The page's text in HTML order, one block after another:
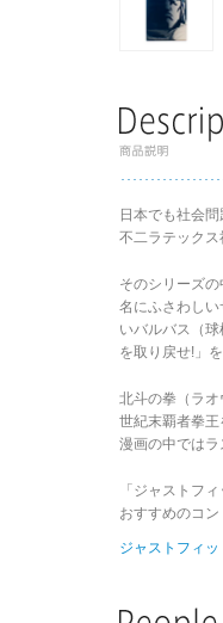
日本でも社会
不二ラテック
そのシリーズ
名にふさわし
いバルバス（
を取り戻せ!」
北斗の拳（ラオ
世紀末覇者拳
漫画の中では
「ジャストフ
おすすめのコ
ジャストフィ